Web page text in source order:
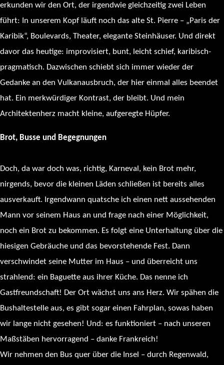
erkunden wir den Ort, der irgendwie gleichzeitig zwei Leben
führt: In unserem Kopf läuft noch das alte St. Pierre – „Paris der
Karibik“, Boulevards, Theater, elegante Steinhäuser. Und direkt
davor das heutige: improvisiert, bunt, leicht schief, karibisch-
pragmatisch. Dazwischen schiebt sich immer wieder der
Gedanke an den Vulkanausbruch, der hier einmal alles beendet
hat. Ein merkwürdiger Kontrast, der bleibt. Und mein
Architektenherz macht kleine, aufgeregte Hüpfer.
Brot, Busse und Begegnungen
Doch, da war doch was, richtig, Karneval, kein Brot mehr,
nirgends, bevor die kleinen Läden schließen ist bereits alles
ausverkauft. Irgendwann quatsche ich einen nett aussehenden
Mann vor seinem Haus an und frage nach einer Möglichkeit,
noch ein Brot zu bekommen. Es folgt eine Unterhaltung über die
hiesigen Gebräuche und das bevorstehende Fest. Dann
verschwindet seine Mutter im Haus – und überreicht uns
strahlend: ein Baguette aus ihrer Küche. Das nenne ich
Gastfreundschaft! Der Ort wächst uns ans Herz. Wir spähen die
Bushaltestelle aus, es gibt sogar einen Fahrplan, sowas haben
wir lange nicht gesehen! Und: es funktioniert – nach unseren
Maßstäben hervorragend – danke Frankreich!
Wir nehmen den Bus quer über die Insel – durch Regenwald,